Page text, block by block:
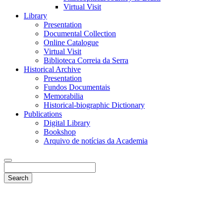
Virtual Visit
Library
Presentation
Documental Collection
Online Catalogue
Virtual Visit
Biblioteca Correia da Serra
Historical Archive
Presentation
Fundos Documentais
Memorabilia
Historical-biographic Dictionary
Publications
Digital Library
Bookshop
Arquivo de notícias da Academia